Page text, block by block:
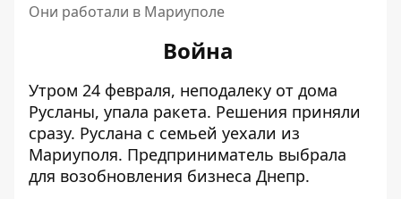
Они работали в Мариуполе
Война
Утром 24 февраля, неподалеку от дома
Русланы, упала ракета. Решения приняли
сразу. Руслана с семьей уехали из
Мариуполя. Предприниматель выбрала
для возобновления бизнеса Днепр.